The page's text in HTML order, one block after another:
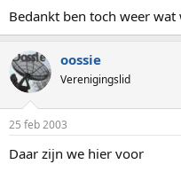
Bedankt ben toch weer
oossie
Verenigingslid
25 feb 2003
Daar zijn we hier voor